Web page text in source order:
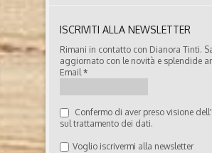
ISCRIVITI ALLA NEWSLETTER
Rimani in contatto con Dianora Tinti.
aggiornato con le novità e splendide
Email*
Confermo di aver preso visione
sul trattamento dei dati.
Voglio iscrivermi alla newsletter